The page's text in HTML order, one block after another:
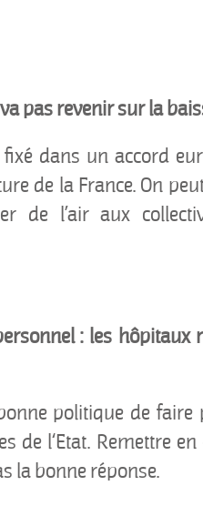
pas revenir sur la
dans un accord
de la France. On
de l’air aux
: les hôpitaux
politique de faire
de l‘Etat. Remettre
la bonne réponse.